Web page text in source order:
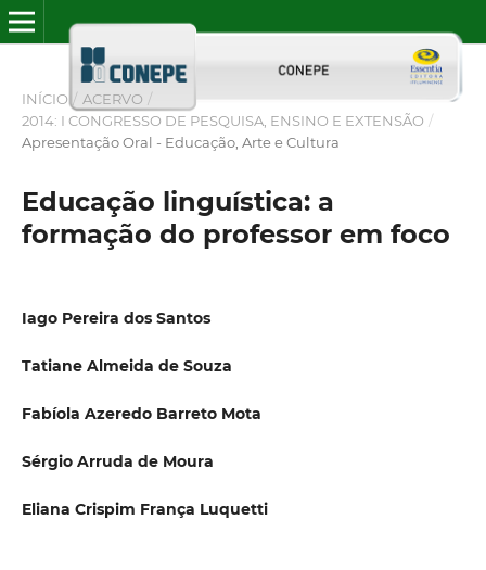
INÍCIO / ACERVO /
2014: I CONGRESSO DE PESQUISA, ENSINO E EXTENSÃO /
Apresentação Oral - Educação, Arte e Cultura
Educação linguística: a
formação do professor em foco
Iago Pereira dos Santos
Tatiane Almeida de Souza
Fabíola Azeredo Barreto Mota
Sérgio Arruda de Moura
Eliana Crispim França Luquetti